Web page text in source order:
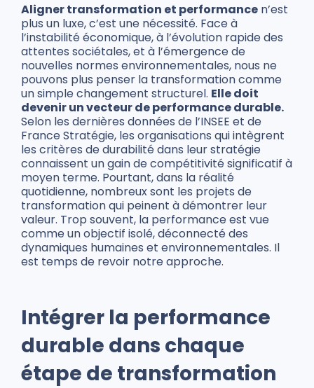
Aligner transformation et performance n’est
plus un luxe, c’est une nécessité. Face à
l’instabilité économique, à l’évolution rapide des
attentes sociétales, et à l’émergence de
nouvelles normes environnementales, nous ne
pouvons plus penser la transformation comme
un simple changement structurel. Elle doit
devenir un vecteur de performance durable.
Selon les dernières données de l’INSEE et de
France Stratégie, les organisations qui intègrent
les critères de durabilité dans leur stratégie
connaissent un gain de compétitivité significatif à
moyen terme. Pourtant, dans la réalité
quotidienne, nombreux sont les projets de
transformation qui peinent à démontrer leur
valeur. Trop souvent, la performance est vue
comme un objectif isolé, déconnecté des
dynamiques humaines et environnementales. Il
est temps de revoir notre approche.
Intégrer la performance
durable dans chaque
étape de transformation